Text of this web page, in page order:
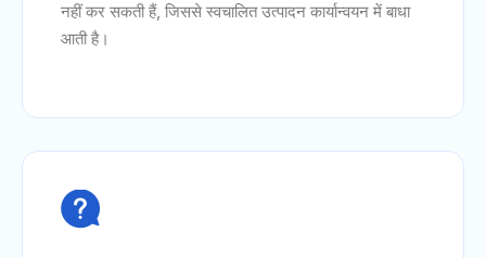
नहीं कर सकती हैं, जिससे स्वचालित उत्पादन कार्यान्वयन में बाधा
आती है।
